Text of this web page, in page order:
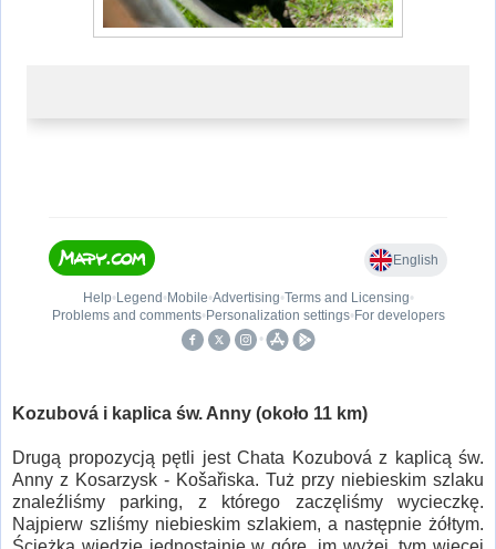
Kozubová i kaplica św. Anny (około 11 km)
Drugą propozycją pętli jest Chata Kozubová z kaplicą św.
Anny z Kosarzysk - Košařiska. Tuż przy niebieskim szlaku
znaleźliśmy parking, z którego zaczęliśmy wycieczkę.
Najpierw szliśmy niebieskim szlakiem, a następnie żółtym.